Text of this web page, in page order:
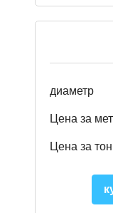
диаметр
Цена за
Цена за